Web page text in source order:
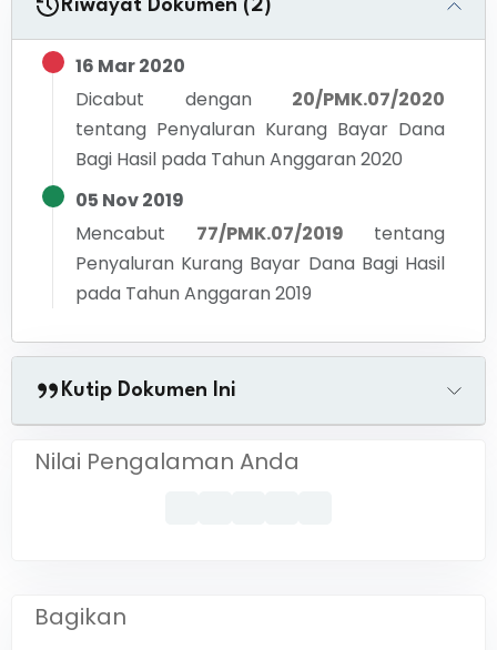
Riwayat Dokumen (2)
16 Mar 2020
Dicabut dengan
20/PMK.07/2020
tentang Penyaluran Kurang Bayar Dana
Bagi Hasil pada Tahun Anggaran 2020
05 Nov 2019
Mencabut
77/PMK.07/2019
tentang
Penyaluran Kurang Bayar Dana Bagi Hasil
pada Tahun Anggaran 2019
Kutip Dokumen Ini
Nilai Pengalaman Anda
Bagikan